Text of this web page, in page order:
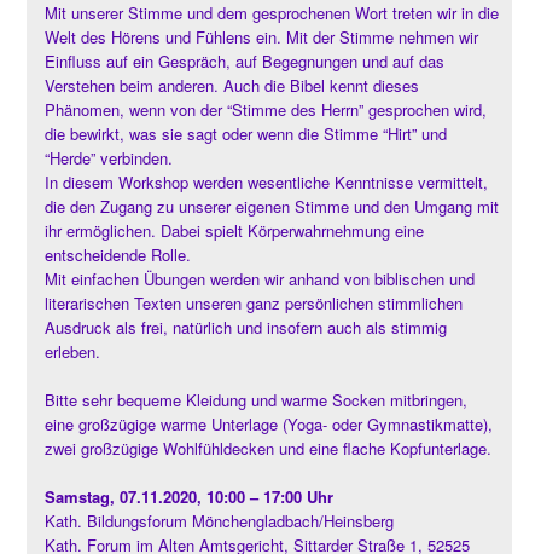
Mit unserer Stimme und dem gesprochenen Wort treten wir in die
Welt des Hörens und Fühlens ein. Mit der Stimme nehmen wir
Einfluss auf ein Gespräch, auf Begegnungen und auf das
Verstehen beim anderen. Auch die Bibel kennt dieses
Phänomen, wenn von der “Stimme des Herrn” gesprochen wird,
die bewirkt, was sie sagt oder wenn die Stimme “Hirt” und
“Herde” verbinden.
In diesem Workshop werden wesentliche Kenntnisse vermittelt,
die den Zugang zu unserer eigenen Stimme und den Umgang mit
ihr ermöglichen. Dabei spielt Körperwahrnehmung eine
entscheidende Rolle.
Mit einfachen Übungen werden wir anhand von biblischen und
literarischen Texten unseren ganz persönlichen stimmlichen
Ausdruck als frei, natürlich und insofern auch als stimmig
erleben.
Bitte sehr bequeme Kleidung und warme Socken mitbringen,
eine großzügige warme Unterlage (Yoga- oder Gymnastikmatte),
zwei großzügige Wohlfühldecken und eine flache Kopfunterlage.
Samstag, 07.11.2020, 10:00 – 17:00 Uhr
Kath. Bildungsforum Mönchengladbach/Heinsberg
Kath. Forum im Alten Amtsgericht, Sittarder Straße 1, 52525